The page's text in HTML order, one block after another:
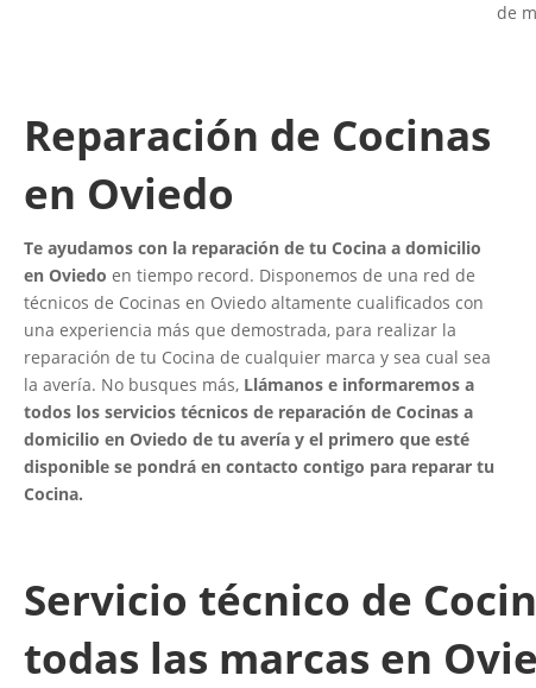
de
Reparación de Cocinas
en Oviedo
Te ayudamos con la reparación de tu Cocina a domicilio
en Oviedo en tiempo record. Disponemos de una red de
técnicos de Cocinas en Oviedo altamente cualificados con
una experiencia más que demostrada, para realizar la
reparación de tu Cocina de cualquier marca y sea cual sea
la avería. No busques más, Llámanos e informaremos a
todos los servicios técnicos de reparación de Cocinas a
domicilio en Oviedo de tu avería y el primero que esté
disponible se pondrá en contacto contigo para reparar tu
Cocina.
Servicio técnico de
todas las marcas en